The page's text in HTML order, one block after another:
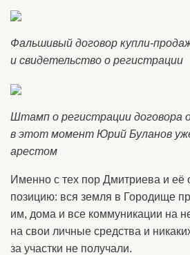
Фальшивый договор купли-
и свидетельство о регистрации
Штамп о регистрации договора
в этот момент Юрий Буланов
арестом
Именно с тех пор Дмитриева и её
позицию: вся земля в Городище
им, дома и все коммуникации на
на свои личные средства и
за участки не получали.